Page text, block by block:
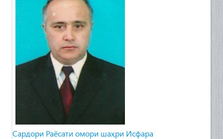
Сардори Раёсати омори шаҳри Исфара